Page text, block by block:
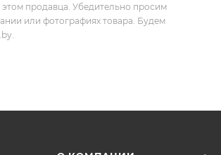
продавца. Убедительно просим
или фотографиях товара. Будем